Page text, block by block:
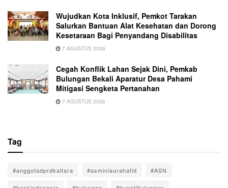
Wujudkan Kota Inklusif, Pemkot Tarakan
Salurkan Bantuan Alat Kesehatan dan Dorong
Kesetaraan Bagi Penyandang Disabilitas
7 AGUSTUS 2026
Cegah Konflik Lahan Sejak Dini, Pemkab
Bulungan Bekali Aparatur Desa Pahami
Mitigasi Sengketa Pertanahan
7 AGUSTUS 2026
Tag
#anggotadprdkaltara #asminlaurahafid #ASN